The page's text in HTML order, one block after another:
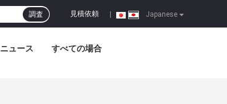
Japanese
見積依頼
調査
ニュース すべての場合